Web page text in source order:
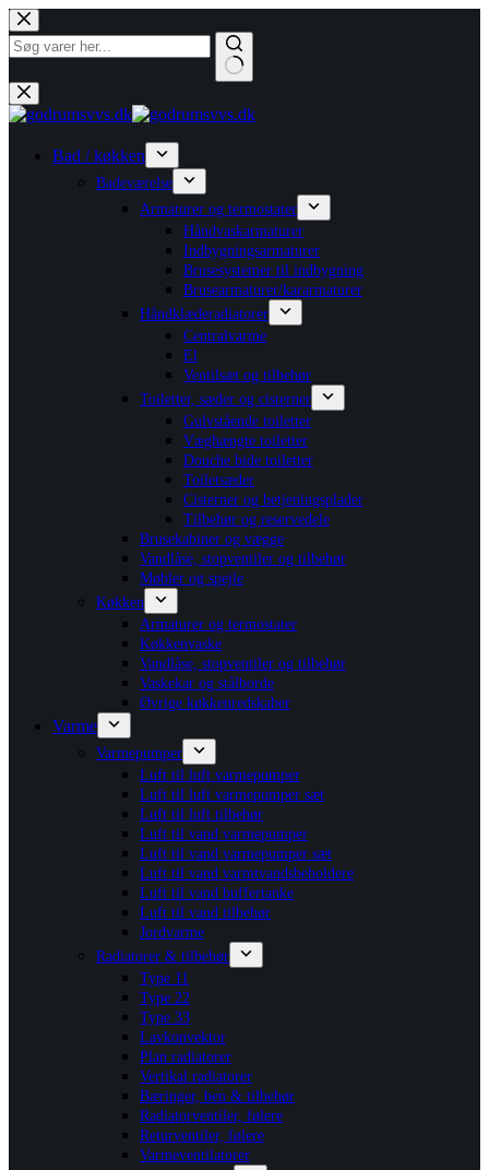
Fortsæt
til
indhold
Ingen
resultater
Bad / køkken
Badeværelse
Armaturer og termostater
Håndvaskarmaturer
Indbygningsarmaturer
Brusesystemer til indbygning
Brusearmaturer/kararmaturer
Håndklæderadiatorer
Centralvarme
El
Ventilsæt og tilbehør
Toiletter, sæder og cisterner
Gulvstående toiletter
Væghængte toiletter
Douche bide toiletter
Toiletsæder
Cisterner og betjeningsplader
Tilbehør og reservedele
Brusekabiner og vægge
Vandlåse, stopventiler og tilbehør
Møbler og spejle
Køkken
Armaturer og termostater
Køkkenvaske
Vandlåse, stopventiler og tilbehør
Vaskekar og stålborde
Øvrige køkkenredskaber
Varme
Varmepumper
Luft til luft varmepumper
Luft til luft varmepumper sæt
Luft til luft tilbehør
Luft til vand varmepumper
Luft til vand varmepumper sæt
Luft til vand varmtvandsbeholdere
Luft til vand buffertanke
Luft til vand tilbehør
Jordvarme
Radiatorer & tilbehør
Type 11
Type 22
Type 33
Lavkonvektor
Plan radiatorer
Vertikal radiatorer
Bæringer, ben & tilbehør
Radiatorventiler, følere
Returventiler, følere
Varmeventilatorer